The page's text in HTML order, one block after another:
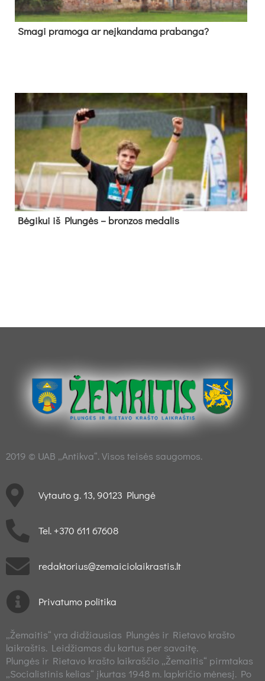
Sma­gi pra­mo­ga ar neį­kan­da­ma pra­ban­ga?
Bė­gi­kui iš Plun­gės – bron­zos me­da­lis
2019 © UAB „Antikva“. Visos teisės saugomos.
Vytauto g. 13, 90123 Plungė
Tel. +370 611 67608
redaktorius@zemaiciolaikrastis.lt
Privatumo politika
„Žemaitis“ yra didžiausias Plungės ir Rietavo krašto
laikraštis. Leidžiamas du kartus per savaitę.
Plungės ir Rietavo krašto laikraščio „Žemaitis“ pirmtakas
„Socialistinis kelias“ įkurtas 1948 m. lapkričio mėnesį. Po